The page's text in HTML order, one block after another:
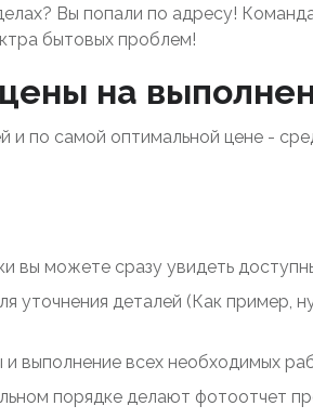
Вы попали по адресу!
бытовых проблем!
на
и по самой оптимальной цене -
вы можете сразу увидеть
уточнения деталей (Как
выполнение всех необходимых
порядке делают фотоотчет